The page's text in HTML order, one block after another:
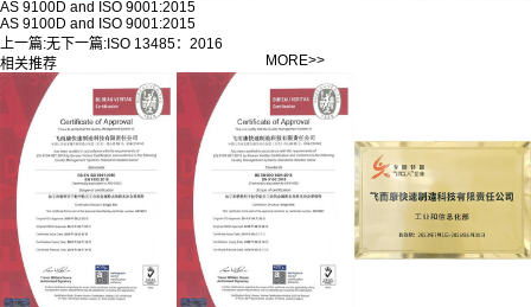
AS 9100D and ISO 9001:2015
AS 9100D and ISO 9001:2015
上一篇:无 下一篇: ISO 13485：2016
相关推荐
MORE>>